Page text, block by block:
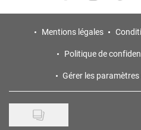
Mentions légales
Politique de
Gérer les